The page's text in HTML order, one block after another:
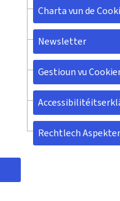
Charta vun de
Newsletter
Gestioun vu
Rechtlech Aspekter